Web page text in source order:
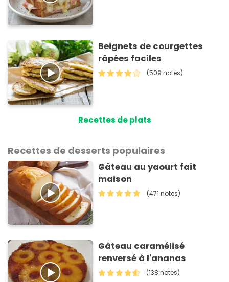
Beignets de courgettes
râpées faciles
(509 notes)
Recettes de plats
Recettes de desserts populaires
Gâteau au yaourt fait
maison
(471 notes)
Gâteau caramélisé
renversé à l'ananas
(138 notes)